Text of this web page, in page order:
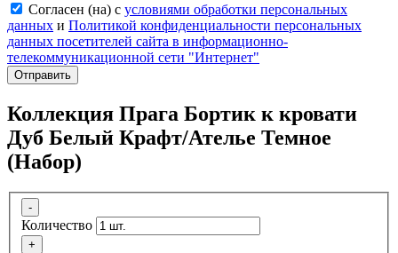
Согласен (на) с условиями обработки персональных
данных и Политикой конфиденциальности персональных
данных посетителей сайта в информационно-
телекоммуникационной сети "Интернет"
Отправить
Коллекция Прага Бортик к кровати
Дуб Белый Крафт/Ателье Темное
(Набор)
-
Количество
+